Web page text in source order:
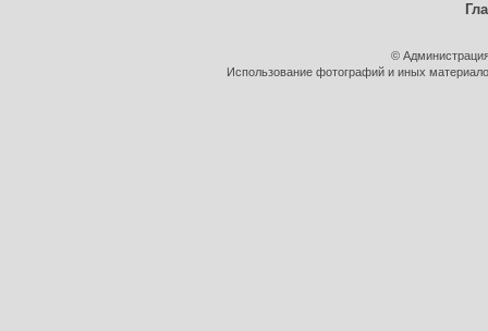
©
Использование фотографий и иных